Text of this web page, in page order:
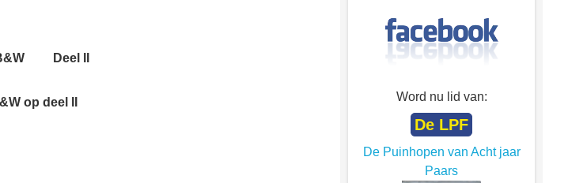
B&W Deel II
op deel II Word nu lid van:
De LPF
De Puinhopen van Acht jaar
Paars